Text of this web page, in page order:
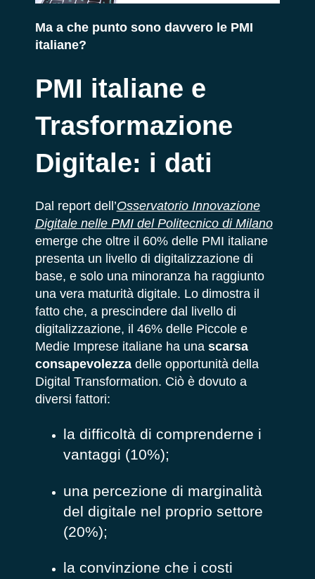
Ma a che punto sono davvero le PMI
italiane?
PMI italiane e
Trasformazione
Digitale: i dati
Dal report dell’Osservatorio Innovazione
Digitale nelle PMI del Politecnico di Milano
emerge che oltre il 60% delle PMI italiane
presenta un livello di digitalizzazione di
base, e solo una minoranza ha raggiunto
una vera maturità digitale. Lo dimostra il
fatto che, a prescindere dal livello di
digitalizzazione, il 46% delle Piccole e
Medie Imprese italiane ha una scarsa
consapevolezzadelle opportunità della
Digital Transformation. Ciò è dovuto a
diversi fattori:
la difficoltà di comprenderne i
vantaggi (10%);
una percezione di marginalità
del digitale nel proprio settore
(20%);
la convinzione che i costi